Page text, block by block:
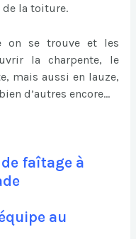
de la toiture.
on se trouve et les
la charpente, le
mais aussi en lauze,
d’autres encore…
faîtage à
au